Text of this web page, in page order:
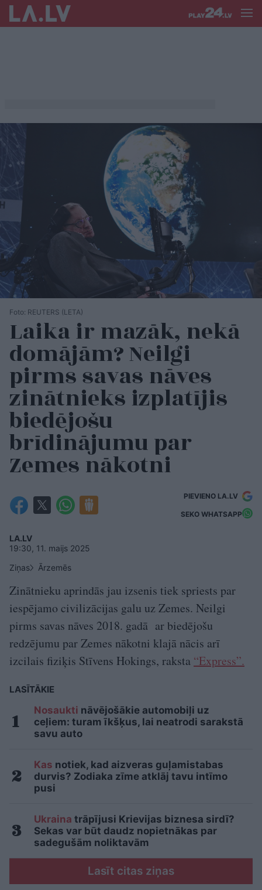
Foto: REUTERS (LETA)
Laika ir mazāk, nekā
domājām? Neilgi
pirms savas nāves
zinātnieks izplatījis
biedējošu
brīdinājumu par
Zemes nākotni
PIEVIENO LA.LV
SEKO WHATSAPP
LA.LV
19:30, 11. maijs 2025
Ziņas
Ārzemēs
Zinātnieku aprindās jau izsenis tiek spriests par
iespējamo civilizācijas galu uz Zemes. Neilgi
pirms savas nāves 2018. gadā ar biedējošu
redzējumu par Zemes nākotni klajā nācis arī
izcilais fiziķis Stīvens Hokings, raksta “Express”.
LASĪTĀKIE
Nosaukti nāvējošākie automobiļi uz
ceļiem: turam īkšķus, lai neatrodi sarakstā
savu auto
Kas notiek, kad aizveras guļamistabas
durvis? Zodiaka zīme atklāj tavu intīmo
pusi
Ukraina trāpījusi Krievijas biznesa sirdī?
Sekas var būt daudz nopietnākas par
sadegušām noliktavām
Lasīt citas ziņas